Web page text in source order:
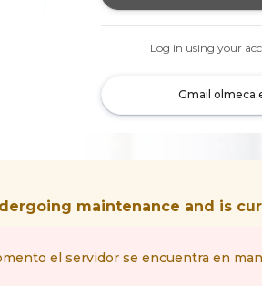
Log in using your
Gmail
maintenance and is
el servidor se encuentra en